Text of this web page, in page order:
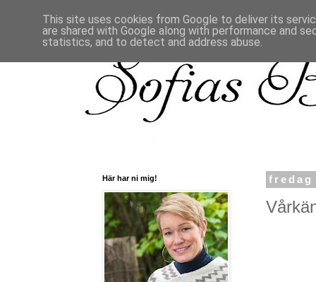
fredag
Här har ni mig!
This site uses cookies from Google to deliver its
are shared with Google along with performance and
statistics, and to detect and address abuse.